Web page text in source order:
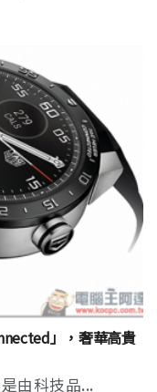
」，奢華高貴
由科技品...